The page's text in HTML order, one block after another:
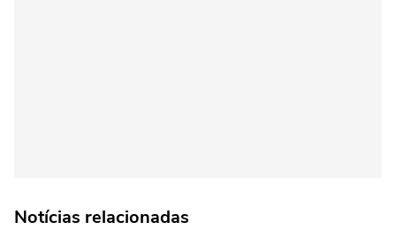
Notícias relacionadas